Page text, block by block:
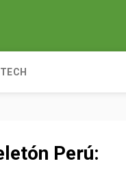
Perú: